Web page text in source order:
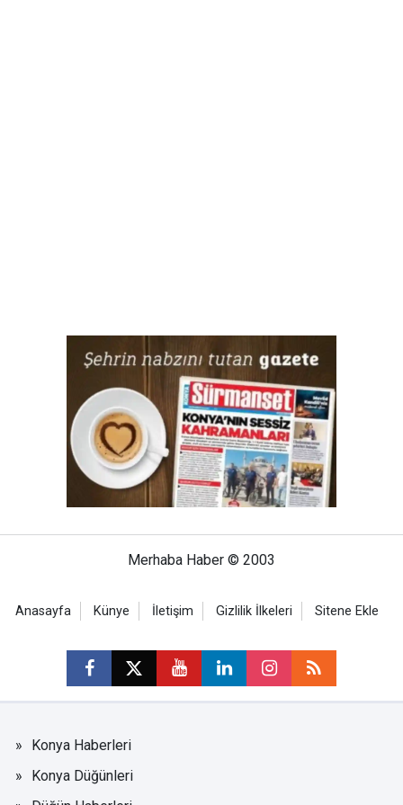
Merhaba Haber © 2003
Anasayfa Künye İletişim Gizlilik İlkeleri Sitene Ekle
Konya Haberleri
Konya Düğünleri